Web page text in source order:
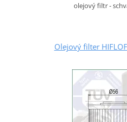
olejový filtr -
Olejový filter